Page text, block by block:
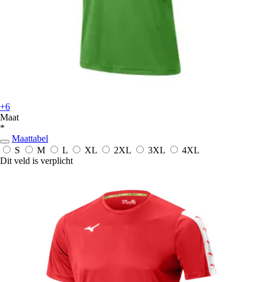
+6
Maat
*
Maattabel
S
M L XL 2XL 3XL
4XL
Dit veld is verplicht